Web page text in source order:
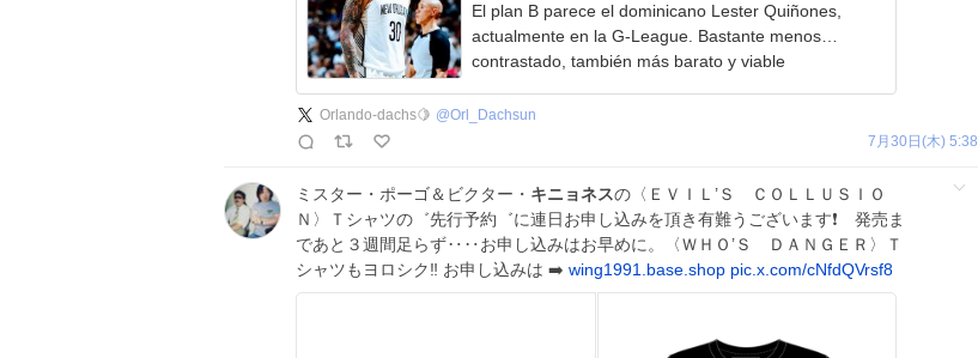
El plan B parece el dominicano Lester Quiñones,
actualmente en la G-League. Bastante menos
contrastado, también más barato y viable
Orlando-dachs🍋 @Orl_Dachsun
7月30日(木) 5:38
ミスター・ポーゴ＆ビクター・ キニョネスの〈ＥＶＩＬ’Ｓ ＣＯＬＬＵＳＩＯ
Ｎ〉Ｔシャツの゛先行予約゛に連日お申し込みを頂き有難うございます❗️ 発売ま
であと３週間足らず‥‥お申し込みはお早めに。〈ＷＨＯ’Ｓ ＤＡＮＧＥＲ〉Ｔ
シャツもヨロシク‼️ お申し込みは ➡️ wing1991.base.shop pic.x.com/cNfdQVrsf8